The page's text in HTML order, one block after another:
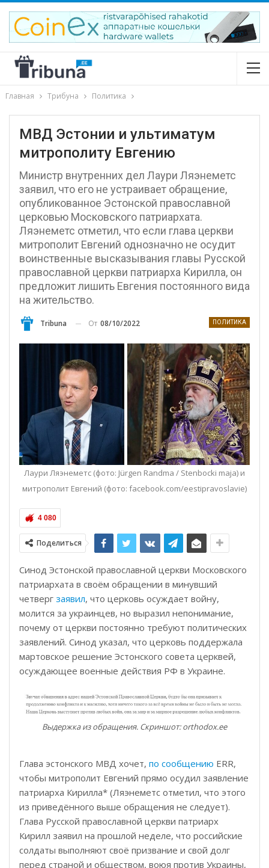
Главная Трибуна Политика
МВД Эстонии и ультиматум
митрополиту Евгению
Министр внутренних дел Лаури Ляэнеметс
заявил, что его не устраивает обращение,
опубликованное Эстонской православной
церковью Московского патриархата.
Ляэнеметс отметил, что если глава церкви
митрополит Евгений однозначно не осудит
воинственные высказывания главы Русской
православной церкви патриарха Кирилла, он
предложит лишить Евгения постоянного вида
на жительство.
ПОЛИТИКА
Tribuna От 08/10/2022
Лаури Ляэнеметс (фото: Jürgen Randma / Stenbocki maja) и
митрополит Евгений (фото: facebook.com/eestipravoslavie)
4 080
Поделиться
Синод Эстонской православной церкви Московского
патриархата в своём обращении в минувший
четверг заявил, что церковь осуждает войну,
молится за украинцев, но выразил непонимание,
почему от церкви постоянно требуют политических
заявлений. Синод указал, что церковь поддержала
мартовское решение Эстонского совета церквей,
осуждающее военные действия РФ в Украине.
Выдержка из обращения. Скриншот: orthodox.ee
Глава эстонского МВД хочет, по сообщению ERR,
чтобы митрополит Евгений прямо осудил заявление
патриарха Кирилла* (Ляэнеметс отметил, что этого
из приведённого выше обращения не следует).
Глава Русской православной церкви патриарх
Кирилл заявил на прошлой неделе, что российские
солдаты выполняют своё призвание и свой долг
перед страной и обществом, воюя против Украины,